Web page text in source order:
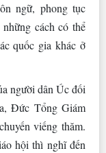
ngữ, phong tục
cách có thể
quốc gia khác ở
người dân Úc đối
Đức Tổng Giám
viếng thăm.
hội thì nghĩ đến